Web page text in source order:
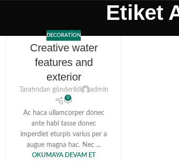
Etiket
DECORATION
Creative water
features and
exterior
Tarafından gönderildi admin
0
Ac haca ullamcorper donec
ante habi tasse donec
imperdiet eturpis varius per a
augue magna hac. Nec ...
OKUMAYA DEVAM ET